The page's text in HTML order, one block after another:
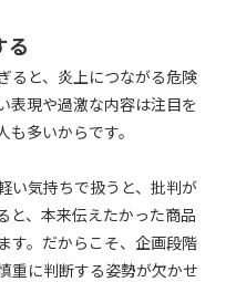
る
ると、炎上につながる危険
表現や過激な内容は注目を
多いからです。
い気持ちで扱うと、批判が
と、本来伝えたかった商品
す。だからこそ、企画段階
重に判断する姿勢が欠かせ